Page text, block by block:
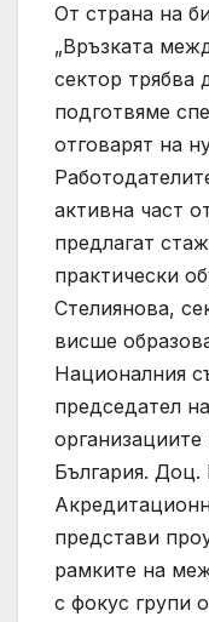
От страна на
„Връзката
сектор трябва
подготвяме
отговарят на
активна част
предлагат
практически
Стелиянова,
висше
Националния
председател
България. Доц.
представи
рамките на
с фокус групи